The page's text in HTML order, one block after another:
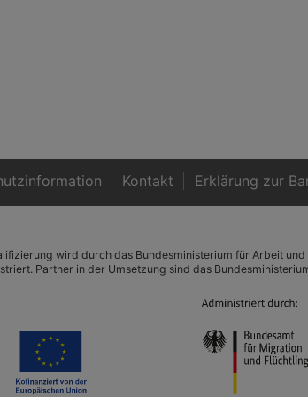
Kontakt Er­klä­rung zur
wird durch das Bundesministerium für Arbeit
Partner in der Umsetzung sind das